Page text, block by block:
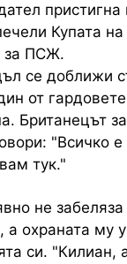
Купата
за ПСЖ.
се доближи
от
Британецът
"Всичко
тук."
не
охраната му
си. "Килиан,